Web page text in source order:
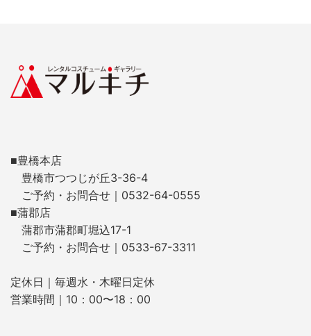
■豊橋本店
豊橋市つつじが丘3-36-4
ご予約・お問合せ｜0532-64-0555
■蒲郡店
蒲郡市蒲郡町堀込17-1
ご予約・お問合せ｜0533-67-3311
定休日｜毎週水・木曜日定休
営業時間｜10：00〜18：00